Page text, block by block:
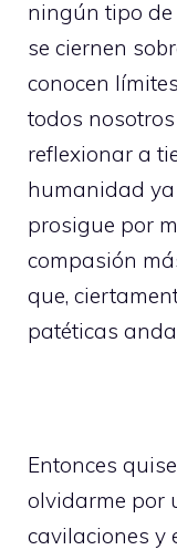
ningún tipo
se ciernen
conocen
todos
reflexionar a
humanidad
prosigue por
compasión
que,
patéticas
Entonces
olvidarme por
cavilaciones y